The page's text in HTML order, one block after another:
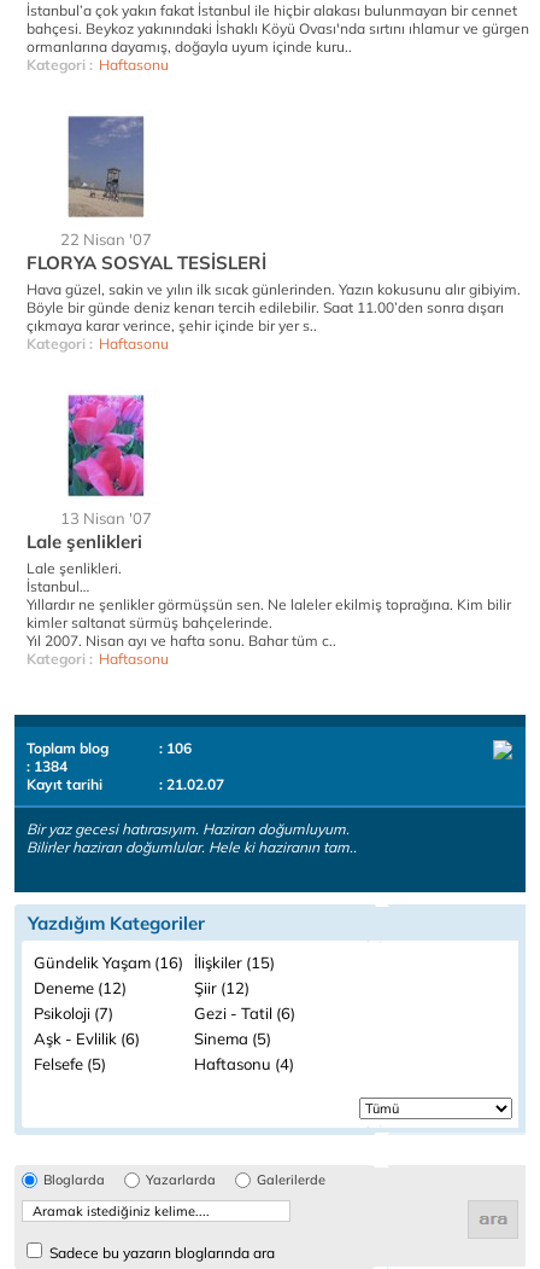
İstanbul’a çok yakın fakat İstanbul ile hiçbir alakası bulunmayan bir cennet
bahçesi. Beykoz yakınındaki İshaklı Köyü Ovası'nda sırtını ıhlamur ve gürgen
ormanlarına dayamış, doğayla uyum içinde kuru..
Kategori : Haftasonu
22 Nisan '07
FLORYA SOSYAL TESİSLERİ
Hava güzel, sakin ve yılın ilk sıcak günlerinden. Yazın kokusunu alır gibiyim.
Böyle bir günde deniz kenarı tercih edilebilir. Saat 11.00’den sonra dışarı
çıkmaya karar verince, şehir içinde bir yer s..
Kategori : Haftasonu
13 Nisan '07
Lale şenlikleri
Lale şenlikleri.
İstanbul…
Yıllardır ne şenlikler görmüşsün sen. Ne laleler ekilmiş toprağına. Kim bilir
kimler saltanat sürmüş bahçelerinde.
Yıl 2007. Nisan ayı ve hafta sonu. Bahar tüm c..
Kategori : Haftasonu
Toplam blog
: 106
: 1384
Kayıt tarihi
: 21.02.07
Bir yaz gecesi hatırasıyım. Haziran doğumluyum.
Bilirler haziran doğumlular. Hele ki haziranın tam..
Yazdığım Kategoriler
Gündelik Yaşam (16)
İlişkiler (15)
Deneme (12)
Şiir (12)
Psikoloji (7)
Gezi - Tatil (6)
Aşk - Evlilik (6)
Sinema (5)
Felsefe (5)
Haftasonu (4)
Bloglarda Yazarlarda Galerilerde
Sadece bu yazarın bloglarında ara